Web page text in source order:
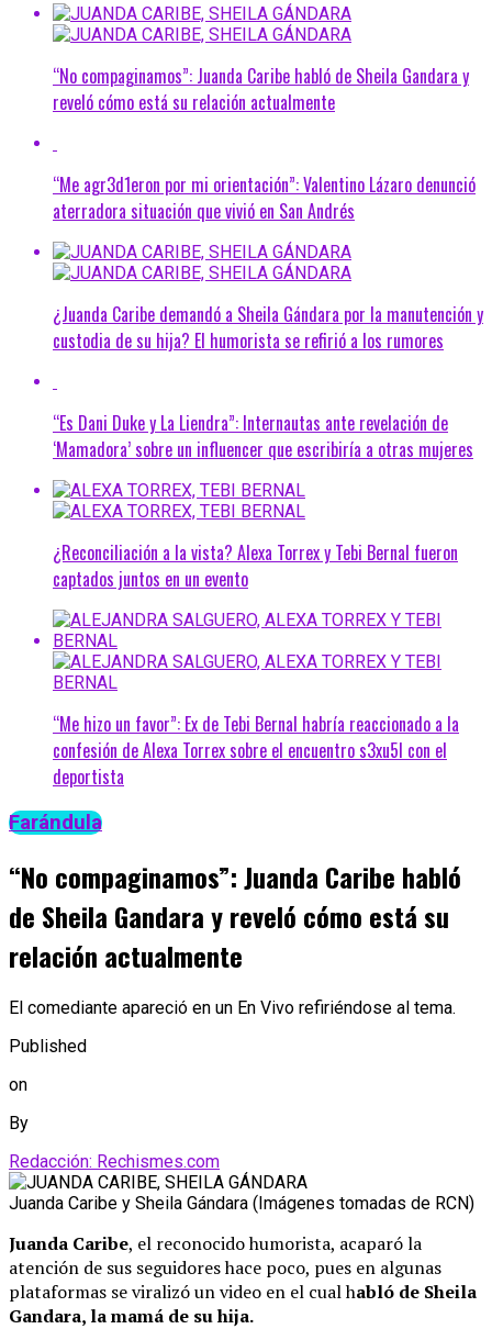
“No compaginamos”: Juanda Caribe habló de Sheila Gandara y
reveló cómo está su relación actualmente
“Me agr3d1eron por mi orientación”: Valentino Lázaro denunció
aterradora situación que vivió en San Andrés
¿Juanda Caribe demandó a Sheila Gándara por la manutención y
custodia de su hija? El humorista se refirió a los rumores
“Es Dani Duke y La Liendra”: Internautas ante revelación de
‘Mamadora’ sobre un influencer que escribiría a otras mujeres
¿Reconciliación a la vista? Alexa Torrex y Tebi Bernal fueron
captados juntos en un evento
“Me hizo un favor”: Ex de Tebi Bernal habría reaccionado a la
confesión de Alexa Torrex sobre el encuentro s3xu5l con el
deportista
Farándula
“No compaginamos”: Juanda Caribe habló
de Sheila Gandara y reveló cómo está su
relación actualmente
El comediante apareció en un En Vivo refiriéndose al tema.
Published
on
By
Redacción: Rechismes.com
Juanda Caribe y Sheila Gándara (Imágenes tomadas de RCN)
Juanda Caribe, el reconocido humorista, acaparó la
atención de sus seguidores hace poco, pues en algunas
plataformas se viralizó un video en el cual habló de Sheila
Gandara, la mamá de su hija.